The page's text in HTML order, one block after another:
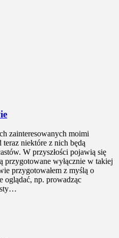
zainteresowanych moimi
niektóre z nich będą
W przyszłości pojawią się
przygotowane wyłącznie w takiej
przygotowałem z myślą o
oglądać, np. prowadząc